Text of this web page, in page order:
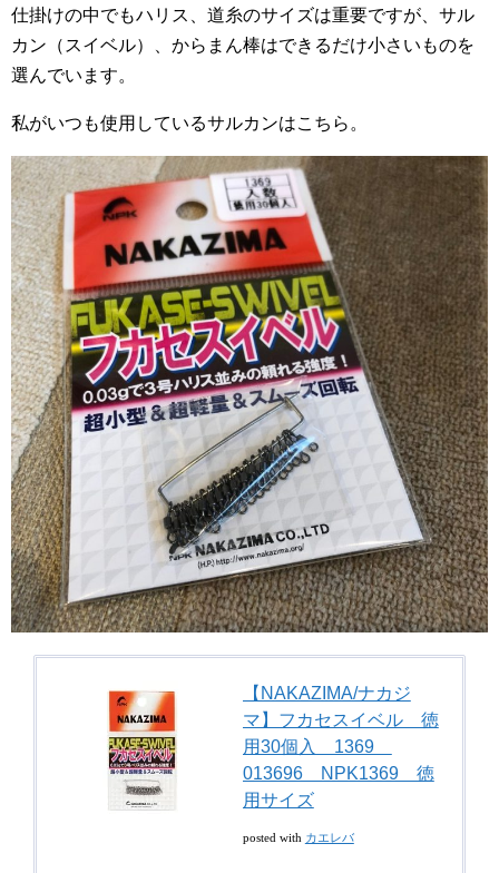
仕掛けの中でもハリス、道糸のサイズは重要ですが、サル
カン（スイベル）、からまん棒はできるだけ小さいものを
選んでいます。
私がいつも使用しているサルカンはこちら。
【NAKAZIMA/ナカジ
マ】フカセスイベル 徳
用30個入 1369
013696 NPK1369 徳
用サイズ
posted with カエレバ